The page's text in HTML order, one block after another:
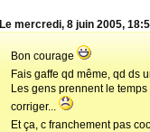
Le mercredi, 8 juin 2005,
Bon courage
Fais gaffe qd même, qd ds
Les gens prennent le
corriger...
Et ça, c franchement pas